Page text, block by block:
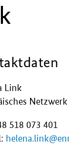
Link
518 073 401